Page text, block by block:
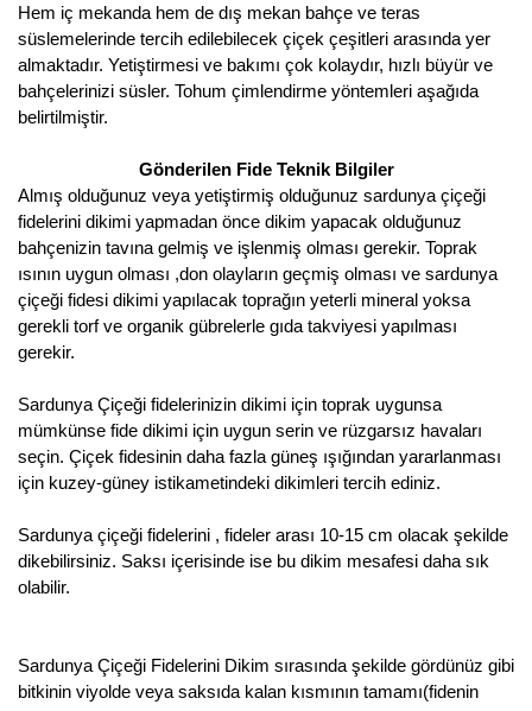
Hem iç mekanda hem de dış mekan bahçe ve teras
süslemelerinde tercih edilebilecek çiçek çeşitleri arasında yer
almaktadır. Yetiştirmesi ve bakımı çok kolaydır, hızlı büyür ve
bahçelerinizi süsler. Tohum çimlendirme yöntemleri aşağıda
belirtilmiştir.
Gönderilen Fide Teknik Bilgiler
Almış olduğunuz veya yetiştirmiş olduğunuz sardunya çiçeği
fidelerini dikimi yapmadan önce dikim yapacak olduğunuz
bahçenizin tavına gelmiş ve işlenmiş olması gerekir. Toprak
ısının uygun olması ,don olayların geçmiş olması ve sardunya
çiçeği fidesi dikimi yapılacak toprağın yeterli mineral yoksa
gerekli torf ve organik gübrelerle gıda takviyesi yapılması
gerekir.
Sardunya Çiçeği fidelerinizin dikimi için toprak uygunsa
mümkünse fide dikimi için uygun serin ve rüzgarsız havaları
seçin. Çiçek fidesinin daha fazla güneş ışığından yararlanması
için kuzey-güney istikametindeki dikimleri tercih ediniz.
Sardunya çiçeği fidelerini , fideler arası 10-15 cm olacak şekilde
dikebilirsiniz. Saksı içerisinde ise bu dikim mesafesi daha sık
olabilir.
Sardunya Çiçeği Fidelerini Dikim sırasında şekilde gördünüz gibi
bitkinin viyolde veya saksıda kalan kısmının tamamı(fidenin